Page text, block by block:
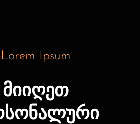
Lorem Ipsum
მიიღეთ